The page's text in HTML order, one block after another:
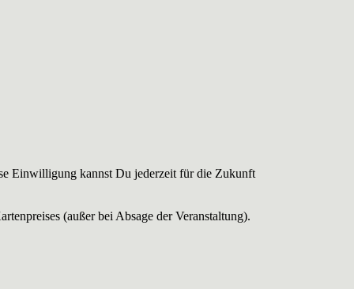
Einwilligung kannst Du jederzeit für die Zukunft
(außer bei Absage der Veranstaltung).